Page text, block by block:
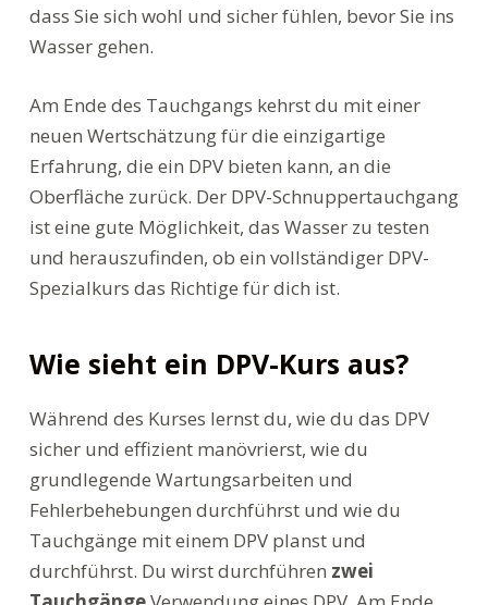
dass Sie sich wohl und sicher fühlen, bevor Sie ins
Wasser gehen.
Am Ende des Tauchgangs kehrst du mit einer
neuen Wertschätzung für die einzigartige
Erfahrung, die ein DPV bieten kann, an die
Oberfläche zurück. Der DPV-Schnuppertauchgang
ist eine gute Möglichkeit, das Wasser zu testen
und herauszufinden, ob ein vollständiger DPV-
Spezialkurs das Richtige für dich ist.
Wie sieht ein DPV-Kurs aus?
Während des Kurses lernst du, wie du das DPV
sicher und effizient manövrierst, wie du
grundlegende Wartungsarbeiten und
Fehlerbehebungen durchführst und wie du
Tauchgänge mit einem DPV planst und
durchführst. Du wirst durchführen zwei